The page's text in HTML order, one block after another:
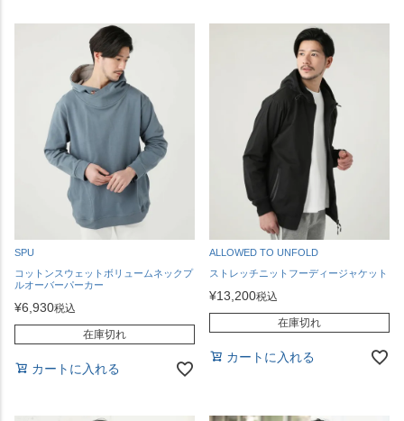
SPU
コットンスウェットボリュームネックプ
ルオーバーパーカー
¥6,930税込
在庫切れ
カートに入れる
ALLOWED TO UNFOLD
ストレッチニットフーディージャケット
¥13,200税込
在庫切れ
カートに入れる